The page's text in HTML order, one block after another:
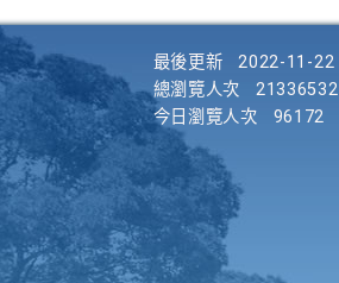
最後更新
2022-11-22
總瀏覽人次
21336532
今日瀏覽人次
96172